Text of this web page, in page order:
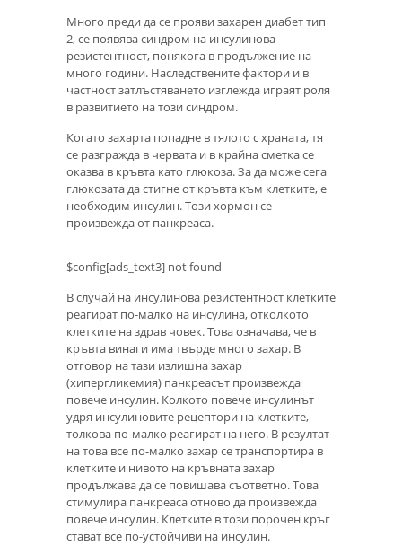
Много преди да се прояви захарен диабет тип
2, се появява синдром на инсулинова
резистентност, понякога в продължение на
много години. Наследствените фактори и в
частност затлъстяването изглежда играят роля
в развитието на този синдром.
Когато захарта попадне в тялото с храната, тя
се разгражда в червата и в крайна сметка се
оказва в кръвта като глюкоза. За да може сега
глюкозата да стигне от кръвта към клетките, е
необходим инсулин. Този хормон се
произвежда от панкреаса.
$config[ads_text3] not found
В случай на инсулинова резистентност клетките
реагират по-малко на инсулина, отколкото
клетките на здрав човек. Това означава, че в
кръвта винаги има твърде много захар. В
отговор на тази излишна захар
(хипергликемия) панкреасът произвежда
повече инсулин. Колкото повече инсулинът
удря инсулиновите рецептори на клетките,
толкова по-малко реагират на него. В резултат
на това все по-малко захар се транспортира в
клетките и нивото на кръвната захар
продължава да се повишава съответно. Това
стимулира панкреаса отново да произвежда
повече инсулин. Клетките в този порочен кръг
стават все по-устойчиви на инсулин.